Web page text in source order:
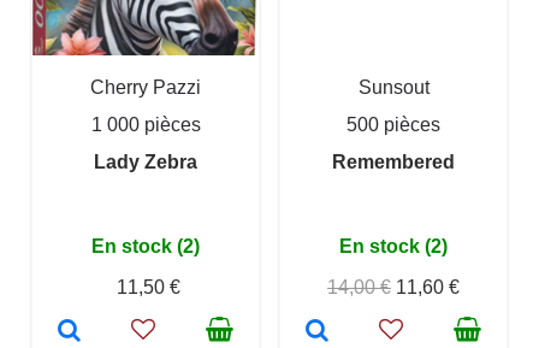
Cherry Pazzi
1 000 pièces
Lady Zebra
En stock (2)
11,50 €
Sunsout
500 pièces
Remembered
En stock (2)
14,00 € 11,60 €